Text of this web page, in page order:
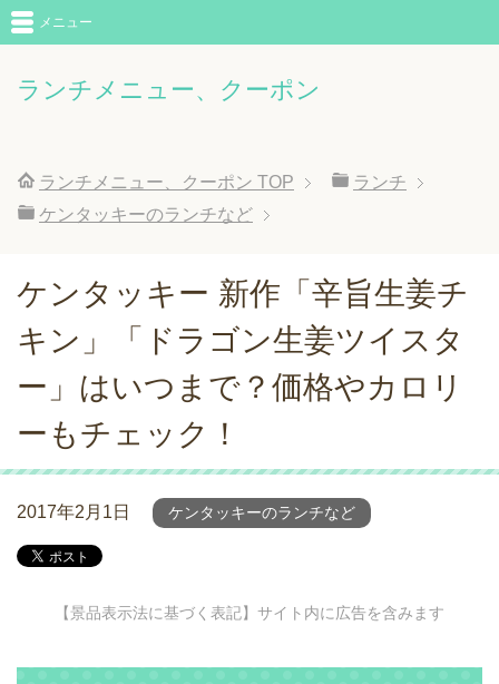
ランチメニュー、クーポン
メニュー
ランチメニュー、クーポン TOP
ランチ
ケンタッキーのランチなど
ケンタッキー 新作「辛旨生姜チ
キン」「ドラゴン生姜ツイスタ
ー」はいつまで？価格やカロリ
ーもチェック！
2017年2月1日 ケンタッキーのランチなど
【景品表示法に基づく表記】サイト内に広告を含みます